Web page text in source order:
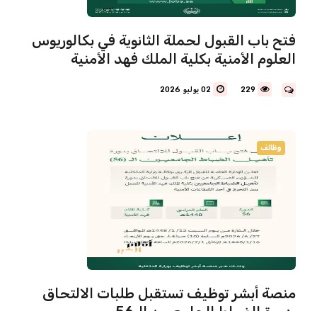
فتح باب القبول لحملة الثانوية في بكالوريوس
العلوم الأمنية بكلية الملك فهد الأمنية
229 02 يوليو 2026
وظائف
منصة أبشر توظيف تستقبل طلبات الالتحاق